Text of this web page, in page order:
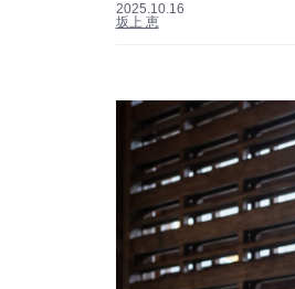
2025.10.16
坂上 恵